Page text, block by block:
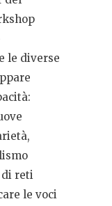
le diverse
di reti
le voci